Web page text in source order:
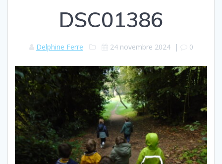
DSC01386
Delphine Ferre 24 novembre 2024| 0